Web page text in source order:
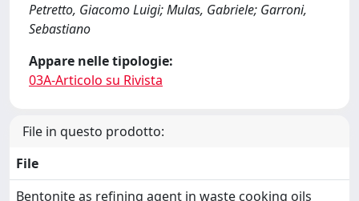
Petretto, Giacomo Luigi; Mulas, Gabriele; Garroni,
Sebastiano
Appare nelle tipologie:
03A-Articolo su Rivista
File in questo prodotto:
File
Bentonite as refining agent in waste cooking oils